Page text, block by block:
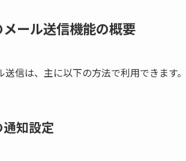
ール送信機能の概要
信は、主に以下の方法で利用できます。
知設定